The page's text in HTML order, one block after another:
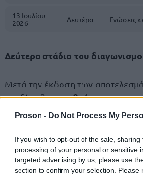
Proson - Do Not Process My
If you wish to opt-out of the sale, sharing
processing of your personal or sensitive
targeted advertising by us, please use
section to confirm your selection. Please
13 Ιουλίου
2026
Δευτέρα Γνώσεις
Δεύτερο στάδιο του
Μετά την έκδοση των
σταδίου θαορισθούν οι
ο τόπος διεξαγωγής των
αναρτηθεί στην ιστοσελίδα του
(www.ekdd.gr) στον σύνδεσμο
Διαγωνισμός Σχολής».